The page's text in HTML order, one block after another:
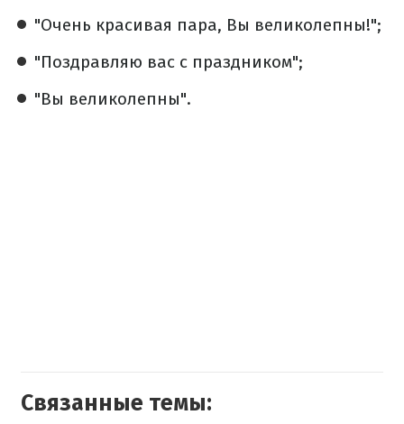
"Очень красивая пара, Вы великолепны!";
"Поздравляю вас с праздником";
"Вы великолепны".
Связанные темы: